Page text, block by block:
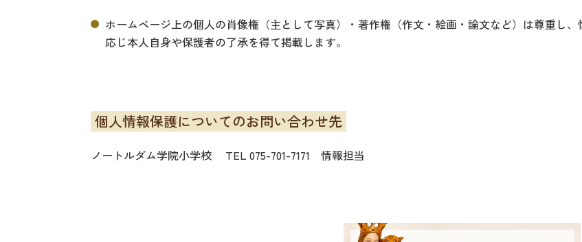
ホームページ上の個人の肖像権（主として写真）・著作権（作文・絵画・論文など）は尊重し
応じ本人自身や保護者の了承を得て掲載します。
個人情報保護についてのお問い合わせ先
ノートルダム学院小学校 TEL 075-701-7171 情報担当